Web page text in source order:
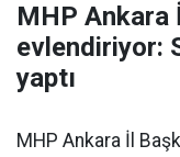
MHP Ankara
evlendiriyor:
yaptı
MHP Ankara İl